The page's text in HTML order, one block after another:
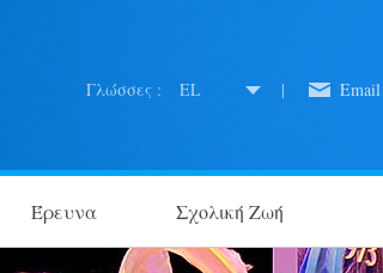
Γλώσσες : EL | Email
Έρευνα Σχολική Ζωή